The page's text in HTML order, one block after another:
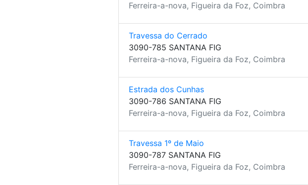
Ferreira-a-nova, Figueira da Foz, Coimbra
Travessa do Cerrado
3090-785 SANTANA FIG
Ferreira-a-nova, Figueira da Foz, Coimbra
Estrada dos Cunhas
3090-786 SANTANA FIG
Ferreira-a-nova, Figueira da Foz, Coimbra
Travessa 1º de Maio
3090-787 SANTANA FIG
Ferreira-a-nova, Figueira da Foz, Coimbra